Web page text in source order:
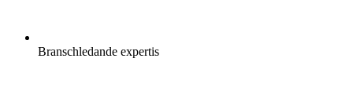
Branschledande expertis